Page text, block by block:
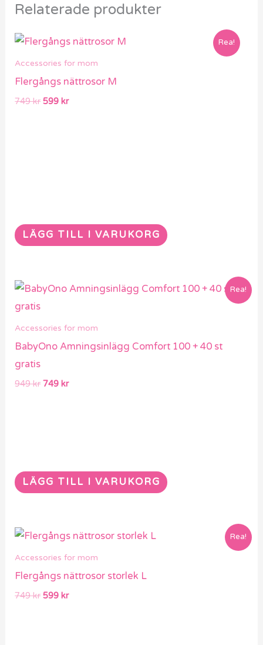
Relaterade produkter
Rea!
Accessories for mom
Flergångs nättrosor M
749kr
Det
ursprungliga
priset
749 kr.
599kr
Det
priset
599 kr.
LÄGG TILL I VARUKORG
Rea!
Accessories for mom
BabyOno Amningsinlägg Comfort 100 + 40 st
gratis
949kr
Det
ursprungliga
949 kr.
749kr
Det
nuvarande
749 kr.
LÄGG TILL I VARUKORG
Rea!
Accessories for mom
Flergångs nättrosor storlek L
749kr
Det
ursprungliga
priset
749 kr.
599kr
Det
priset
599 kr.